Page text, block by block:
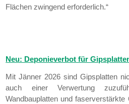
Flächen zwingend erforderlich.“
Neu: Deponieverbot für
Mit Jänner 2026 sind Gipsplatten
auch einer Verwertung
Wandbauplatten und